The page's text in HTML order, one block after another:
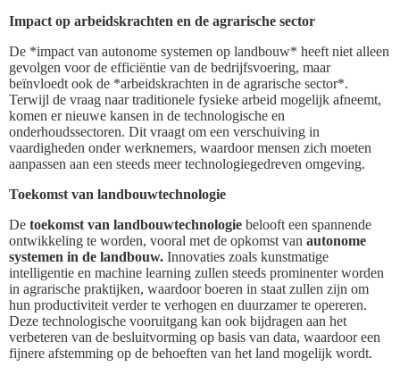
Impact op arbeidskrachten en de agrarische sector
De *impact van autonome systemen op landbouw* heeft niet alleen
gevolgen voor de efficiëntie van de bedrijfsvoering, maar
beïnvloedt ook de *arbeidskrachten in de agrarische sector*.
Terwijl de vraag naar traditionele fysieke arbeid mogelijk afneemt,
komen er nieuwe kansen in de technologische en
onderhoudssectoren. Dit vraagt om een verschuiving in
vaardigheden onder werknemers, waardoor mensen zich moeten
aanpassen aan een steeds meer technologiegedreven omgeving.
Toekomst van landbouwtechnologie
De toekomst van landbouwtechnologie belooft een spannende
ontwikkeling te worden, vooral met de opkomst van autonome
systemen in de landbouw. Innovaties zoals kunstmatige
intelligentie en machine learning zullen steeds prominenter worden
in agrarische praktijken, waardoor boeren in staat zullen zijn om
hun productiviteit verder te verhogen en duurzamer te opereren.
Deze technologische vooruitgang kan ook bijdragen aan het
verbeteren van de besluitvorming op basis van data, waardoor een
fijnere afstemming op de behoeften van het land mogelijk wordt.